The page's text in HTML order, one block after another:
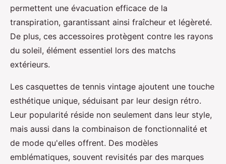
permettent une évacuation efficace de la
transpiration, garantissant ainsi fraîcheur et légèreté.
De plus, ces accessoires protègent contre les rayons
du soleil, élément essentiel lors des matchs
extérieurs.
Les casquettes de tennis vintage ajoutent une touche
esthétique unique, séduisant par leur design rétro.
Leur popularité réside non seulement dans leur style,
mais aussi dans la combinaison de fonctionnalité et
de mode qu'elles offrent. Des modèles
emblématiques, souvent revisités par des marques